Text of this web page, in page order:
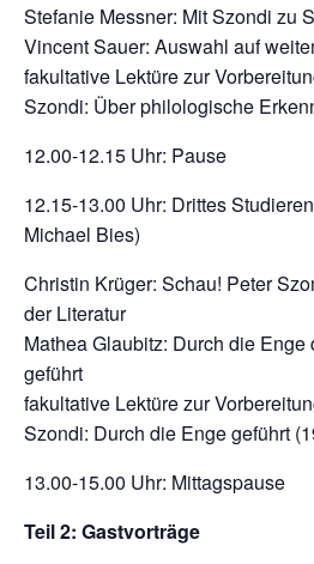
Stefanie Messner: Mit Szondi zu
Vincent Sauer: Auswahl auf
fakultative Lektüre zur
Szondi: Über philologische
12.00-12.15 Uhr: Pause
12.15-13.00 Uhr: Drittes
Michael Bies)
Christin Krüger: Schau! Peter
der Literatur
Mathea Glaubitz: Durch die
geführt
fakultative Lektüre zur
Szondi: Durch die Enge geführt
13.00-15.00 Uhr: Mittagspause
Teil 2: Gastvorträge